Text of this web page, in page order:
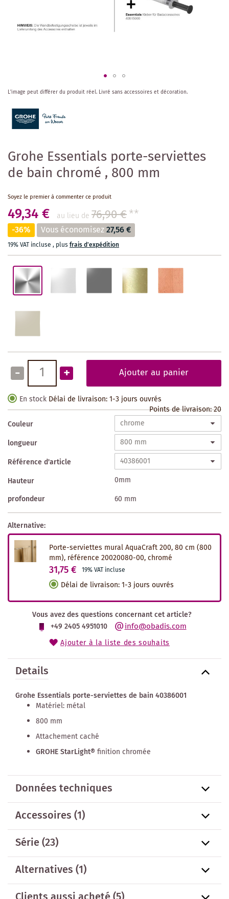
Grohe Essentials porte-serviettes
de bain chromé , 800 mm
Soyez le premier à commenter ce produit
49,34 € au lieu de 76,90 €**
-36% Vous économisez27,56 €
19% VAT incluse , plusfrais d'expédition
- + Ajouter au panier
En stock Délai de livraison: 1-3 jours ouvrés
Points de livraison:20
Couleur
longueur
Référence d'article
Hauteur
0mm
profondeur
60 mm
Alternative:
Porte-serviettes mural AquaCraft 200, 80 cm (800
mm), référence 20020080-00, chromé
31,75 € 19% VAT incluse
Délai de livraison:1-3 jours ouvrés
Vous avez des questions concernant cet article?
+49 2405 4951010
info@obadis.com
Ajouter à la liste des souhaits
Skip
the
beginning
of
images
gallery
L'image peut différer du produit réel. Livré sans accessoires et décoration.
Details
Grohe Essentials porte-serviettes de bain 40386001
Matériel: métal
800 mm
Attachement caché
GROHE StarLight®finition chromée
Données techniques
Accessoires(1)
Série(23)
Alternatives(1)